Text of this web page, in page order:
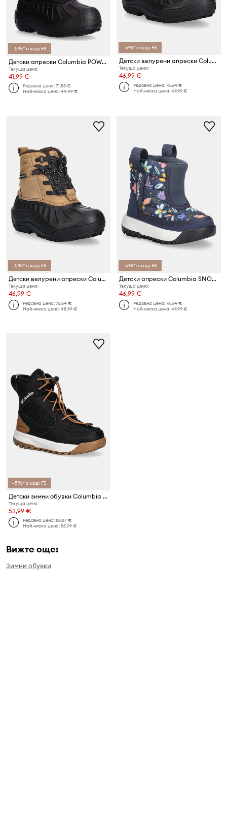
-5%* с код: FS
Детски апрески Columbia POWDERBUG SNOWLITE
Текуща цена:
41,99 €
Редовна цена:71,53 €
Най-ниска цена:44,99 €
-5%* с код: FS
Детски велурени апрески Columbia YOUTH POWDERBUG ALPINE
Текуща цена:
46,99 €
Редовна цена:76,64 €
Най-ниска цена:49,99 €
-5%* с код: FS
Детски велурени апрески Columbia CHILDREN S POWDERBUG ALPINE
Текуща цена:
46,99 €
Редовна цена:76,64 €
Най-ниска цена:48,99 €
-5%* с код: FS
Детски апрески Columbia SNOWTROT MID
Текуща цена:
46,99 €
Редовна цена:76,64 €
Най-ниска цена:49,99 €
-5%* с код: FS
Детски зимни обувки Columbia YOUTH PORTLANDER
Текуща цена:
53,99 €
Редовна цена:86,87 €
Най-ниска цена:55,99 €
Вижте още:
Зимни обувки